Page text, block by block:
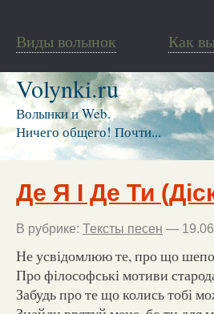
Виды волынок Как
Volynki.ru
Волынки и Web.
Ничего общего! Почти...
Де Я І Де Ти
В рубрике: Тексты песен —
Не усвідомлюю те, про що
Про філософські мотиви
Забудь про те що колись тобі